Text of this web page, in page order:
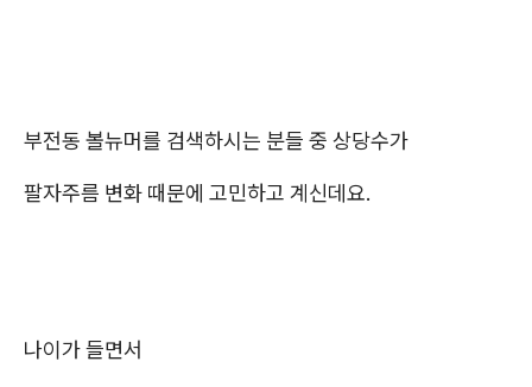
부전동 볼뉴머를 검색하시는 분들 중 상당수가
팔자주름 변화 때문에 고민하고 계신데요.
나이가 들면서